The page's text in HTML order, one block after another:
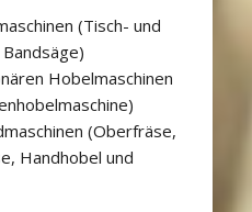
(Tisch- und
Hobelmaschinen
(Oberfräse,
Handhobel und